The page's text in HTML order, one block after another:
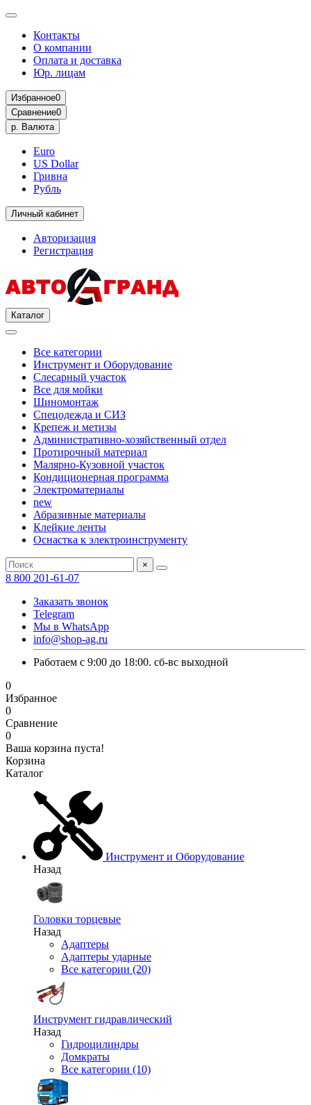
Контакты
О компании
Оплата и доставка
Юр. лицам
Избранное0
Сравнение0
р. Валюта
Euro
US Dollar
Гривна
Рубль
Личный кабинет
Авторизация
Регистрация
Каталог
Все категории
Инструмент и Оборудование
Слесарный участок
Все для мойки
Шиномонтаж
Спецодежда и СИЗ
Крепеж и метизы
Административно-хозяйственный отдел
Протирочный материал
Малярно-Кузовной участок
Кондиционерная программа
Электроматериалы
new
Абразивные материалы
Клейкие ленты
Оснастка к электроинструменту
×
8 800 201-61-07
Заказать звонок
Telegram
Мы в WhatsApp
info@shop-ag.ru
Работаем с 9:00 до 18:00. сб-вс выходной
0
Избранное
0
Сравнение
0
Ваша корзина пуста!
Корзина
Каталог
Инструмент и Оборудование
Назад
Головки торцевые
Назад
Адаптеры
Адаптеры ударные
Все категории (20)
Инструмент гидравлический
Назад
Гидроцилиндры
Домкраты
Все категории (10)